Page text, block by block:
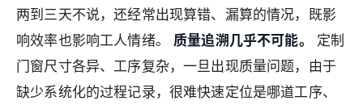
两到三天不说，还经常出现算错、漏算的情况，既影
响效率也影响工人情绪。质量追溯几乎不可能。
定制
门窗尺寸各异、工序复杂，一旦出现质量问题，由于
缺少系统化的过程记录，很难快速定位是哪道工序、